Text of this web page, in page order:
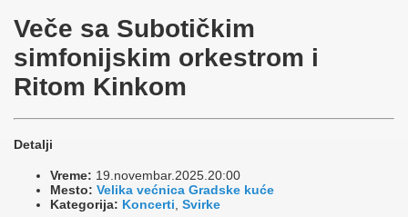
Veče sa Subotičkim
simfonijskim orkestrom i
Ritom Kinkom
Detalji
Vreme: 19.novembar.2025.20:00
Mesto: Velika većnica Gradske kuće
Kategorija: Koncerti, Svirke